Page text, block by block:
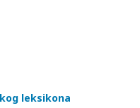
leksikona